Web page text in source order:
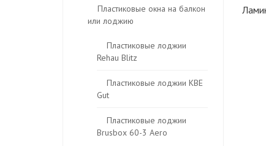
Пластиковые окна на балкон
или лоджию
Пластиковые лоджии
Rehau Blitz
Пластиковые лоджии КВЕ
Gut
Пластиковые лоджии
Brusbox 60-3 Aero